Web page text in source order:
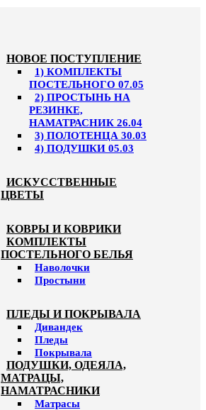
HОВОЕ ПОСТУПЛЕНИЕ
1) КОМПЛЕКТЫ
ПОСТЕЛЬНОГО 07.05
2) ПРОСТЫНЬ НА
РЕЗИНКЕ,
НАМАТРАСНИК 26.04
3) ПОЛОТЕНЦА 30.03
4) ПОДУШКИ 05.03
ИСКУССТВЕННЫЕ
ЦВЕТЫ
КОВРЫ И КОВРИКИ
КОМПЛЕКТЫ
ПОСТЕЛЬНОГО БЕЛЬЯ
Наволочки
Простыни
ПЛЕДЫ И ПОКРЫВАЛА
Дивандек
Пледы
Покрывала
ПОДУШКИ, ОДЕЯЛА,
МАТРАЦЫ,
НАМАТРАСНИКИ
Матрасы